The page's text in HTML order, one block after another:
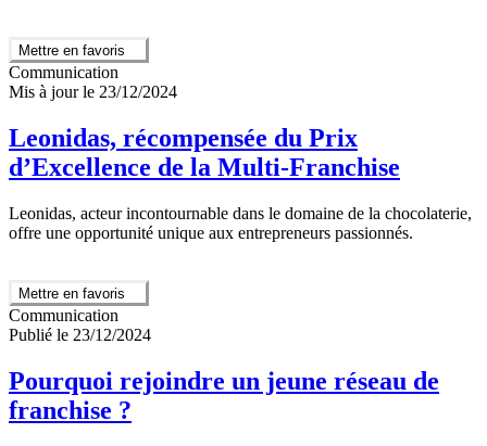
Mettre en favoris
Communication
Mis à jour le 23/12/2024
Leonidas, récompensée du Prix
d’Excellence de la Multi-Franchise
Leonidas, acteur incontournable dans le domaine de la chocolaterie,
offre une opportunité unique aux entrepreneurs passionnés.
Mettre en favoris
Communication
Publié le 23/12/2024
Pourquoi rejoindre un jeune réseau de
franchise ?